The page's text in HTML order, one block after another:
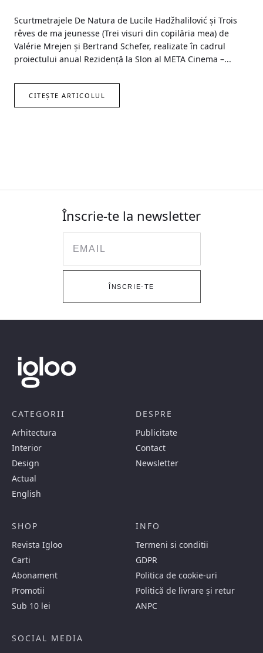
Scurtmetrajele De Natura de Lucile Hadžhalilović și Trois
rêves de ma jeunesse (Trei visuri din copilăria mea) de
Valérie Mrejen și Bertrand Schefer, realizate în cadrul
proiectului anual Rezidență la Slon al META Cinema –...
CITEȘTE ARTICOLUL
Înscrie-te la newsletter
ÎNSCRIE-TE
CATEGORII
Arhitectura
Interior
Design
Actual
English
DESPRE
Publicitate
Contact
Newsletter
SHOP
Revista Igloo
Carti
Abonament
Promotii
Sub 10 lei
INFO
Termeni si conditii
GDPR
Politica de cookie-uri
Politică de livrare și retur
ANPC
SOCIAL MEDIA